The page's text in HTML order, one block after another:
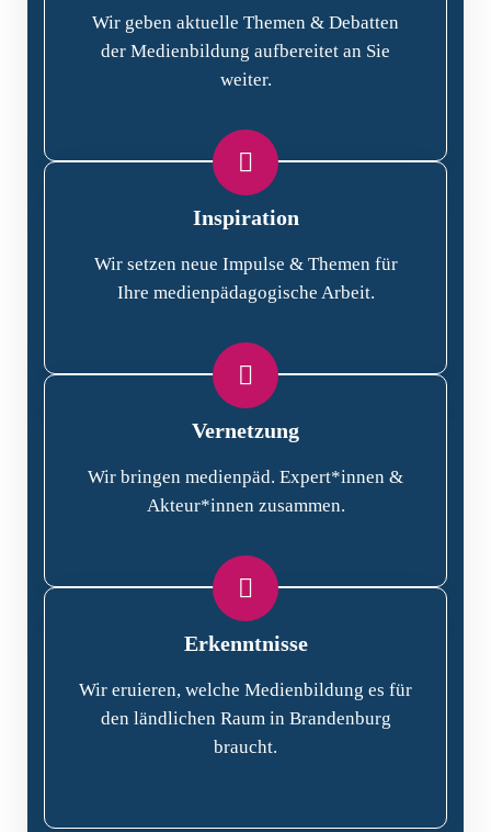
Wir geben aktuelle Themen & Debatten
der Medienbildung aufbereitet an Sie
weiter.
Inspiration
Wir setzen neue Impulse & Themen für
Ihre medienpädagogische Arbeit.
Vernetzung
Wir bringen medienpäd. Expert*innen &
Akteur*innen zusammen.
Erkenntnisse
Wir eruieren, welche Medienbildung es für
den ländlichen Raum in Brandenburg
braucht.